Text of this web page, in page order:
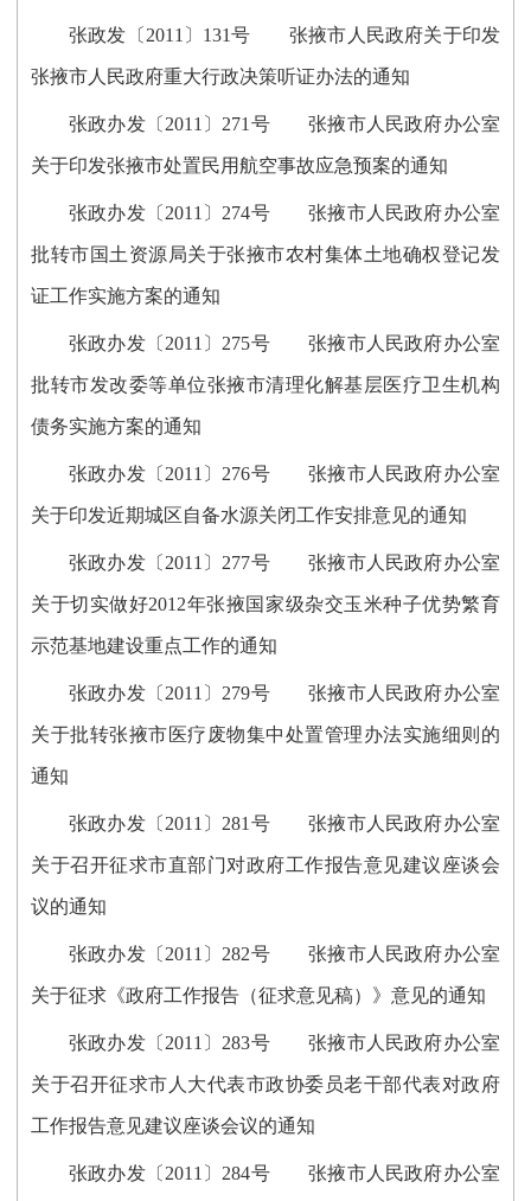
张政发〔2011〕131号 张掖市人民政府关于印发
张掖市人民政府重大行政决策听证办法的通知
张政办发〔2011〕271号 张掖市人民政府办公室
关于印发张掖市处置民用航空事故应急预案的通知
张政办发〔2011〕274号 张掖市人民政府办公室
批转市国土资源局关于张掖市农村集体土地确权登记发
证工作实施方案的通知
张政办发〔2011〕275号 张掖市人民政府办公室
批转市发改委等单位张掖市清理化解基层医疗卫生机构
债务实施方案的通知
张政办发〔2011〕276号 张掖市人民政府办公室
关于印发近期城区自备水源关闭工作安排意见的通知
张政办发〔2011〕277号 张掖市人民政府办公室
关于切实做好2012年张掖国家级杂交玉米种子优势繁育
示范基地建设重点工作的通知
张政办发〔2011〕279号 张掖市人民政府办公室
关于批转张掖市医疗废物集中处置管理办法实施细则的
通知
张政办发〔2011〕281号 张掖市人民政府办公室
关于召开征求市直部门对政府工作报告意见建议座谈会
议的通知
张政办发〔2011〕282号 张掖市人民政府办公室
关于征求《政府工作报告（征求意见稿）》意见的通知
张政办发〔2011〕283号 张掖市人民政府办公室
关于召开征求市人大代表市政协委员老干部代表对政府
工作报告意见建议座谈会议的通知
张政办发〔2011〕284号 张掖市人民政府办公室